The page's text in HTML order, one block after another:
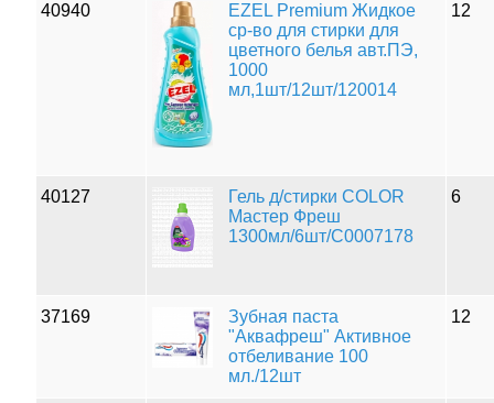
40940
EZEL Premium Жидкое
ср-во для стирки для
цветного белья авт.ПЭ,
1000
мл,1шт/12шт/120014
12
40127
Гель д/стирки COLOR
Мастер Фреш
1300мл/6шт/С0007178
6
37169
Зубная паста
"Аквафреш" Активное
отбеливание 100
мл./12шт
12